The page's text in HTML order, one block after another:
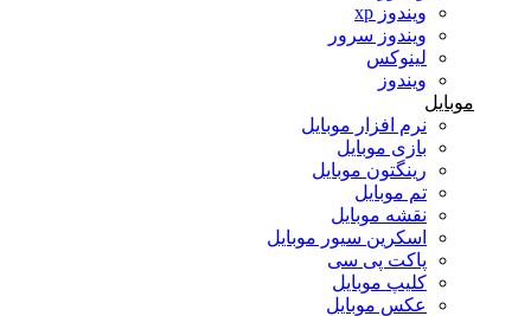
ویندوز xp
ویندوز سرور
لینوکس
ویندوز
موبایل
نرم افزار موبایل
بازی موبایل
رینگتون موبایل
تم موبایل
نقشه موبایل
اسکرین سیور موبایل
پاکت پی سی
کلیپ موبایل
عکس موبایل